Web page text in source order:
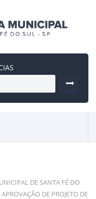
DE SANTA FÉ DO
DE PROJETO DE